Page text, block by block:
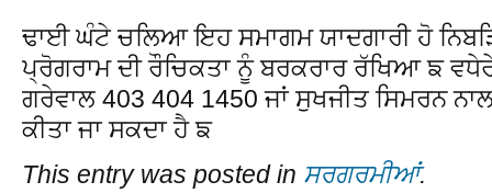
ਢਾਈ ਘੰਟੇ ਚਲਿਆ ਇਹ ਸਮਾਗਮ ਯਾਦਗਾਰੀ ਹੋ
ਪ੍ਰੋਗਰਾਮ ਦੀ ਰੌਚਿਕਤਾ ਨੂੰ ਬਰਕਰਾਰ ਰੱਖਿਆ ਙ
ਗਰੇਵਾਲ 403 404 1450 ਜਾਂ ਸੁਖਜੀਤ ਸਿਮਰਨ
ਕੀਤਾ ਜਾ ਸਕਦਾ ਹੈ ਙ
This entry was posted in ਸਰਗਰਮੀਆਂ.